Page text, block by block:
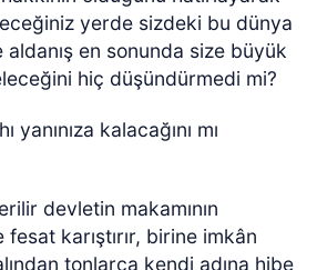
yerde sizdeki bu dünya
aldanış en sonunda size büyük
hiç düşündürmedi mi?
yanınıza kalacağını mı
devletin makamının
karıştırır, birine imkân
tonlarca kendi adına hibe